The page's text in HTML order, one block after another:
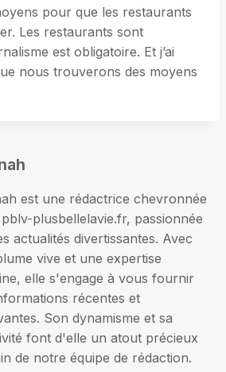
pour que les restaurants
Les restaurants sont
est obligatoire. Et j’ai
nous trouverons des moyens
est une rédactrice chevronnée
plusbellelavie.fr, passionnée
actualités divertissantes. Avec
vive et une expertise
elle s'engage à vous fournir
récentes et
Son dynamisme et sa
font d'elle un atout précieux
de notre équipe de rédaction.